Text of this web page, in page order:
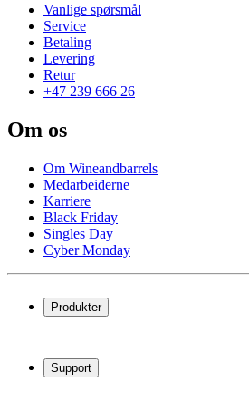
Vanlige spørsmål
Service
Betaling
Levering
Retur
+47 239 666 26
Om os
Om Wineandbarrels
Medarbeiderne
Karriere
Black Friday
Singles Day
Cyber Monday
Produkter
Vinstativ
Vinmøbler
Support